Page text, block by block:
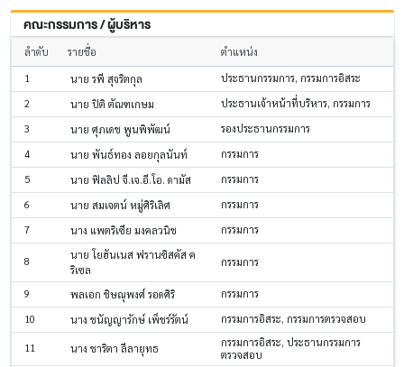
คณะกรรมการ / ผู้บริหาร
ลำดับ รายชื่อ
ตำแหน่ง
1
นาย รพี สุจริตกุล
ประธานกรรมการ, กรรมการอิสระ
2
นาย ปิติ ตัณฑเกษม
ประธานเจ้าหน้าที่บริหาร, กรรมการ
3
นาย ศุภเดช พูนพิพัฒน์
รองประธานกรรมการ
4
นาย พันธ์ทอง ลอยกุลนันท์
กรรมการ
5
นาย ฟิลลิป จี.เจ.อี.โอ. ดามัส
กรรมการ
6
นาย สมเจตน์ หมู่ศิริเลิศ
กรรมการ
7
นาง แพตริเซีย มงคลวนิช กรรมการ
8
นาย โยฮันเนส ฟรานซิสคัส ค
ริเซล
กรรมการ
9 พลเอก ชิษณุพงศ์ รอดศิริ
กรรมการ
10
นาง ชนัญญารักษ์ เพ็ชร์รัตน์ กรรมการอิสระ, กรรมการตรวจสอบ
11 นาง ชาริตา ลีลายุทธ
กรรมการอิสระ, ประธานกรรมการ
ตรวจสอบ